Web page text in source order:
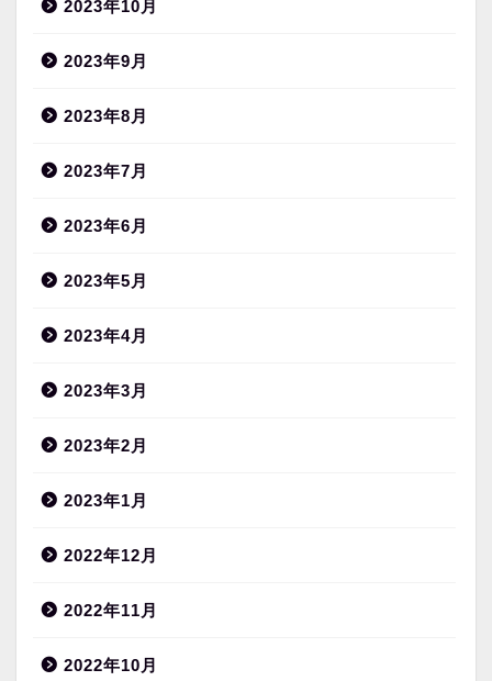
2023年10月
2023年9月
2023年8月
2023年7月
2023年6月
2023年5月
2023年4月
2023年3月
2023年2月
2023年1月
2022年12月
2022年11月
2022年10月